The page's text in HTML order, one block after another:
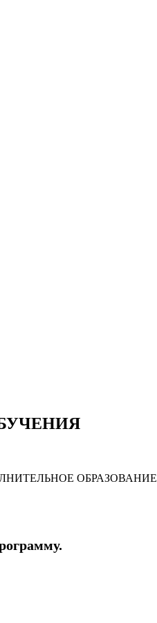
ОБРАЗОВАНИЕ